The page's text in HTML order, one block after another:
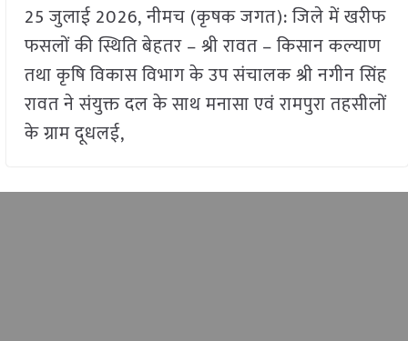
25 जुलाई 2026, नीमच (कृषक जगत): जिले में खरीफ
फसलों की स्थिति बेहतर – श्री रावत – किसान कल्याण
तथा कृषि विकास विभाग के उप संचालक श्री नगीन सिंह
रावत ने संयुक्त दल के साथ मनासा एवं रामपुरा तहसीलों
के ग्राम दूधलई,